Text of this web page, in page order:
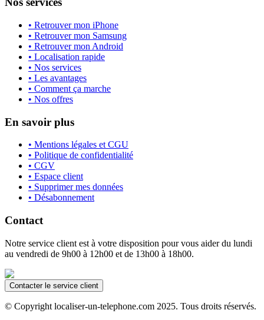
• Retrouver mon iPhone
• Retrouver mon Samsung
• Retrouver mon Android
• Localisation rapide
• Nos services
• Les avantages
• Comment ça marche
• Nos offres
En savoir plus
• Mentions légales et CGU
• Politique de confidentialité
• CGV
• Espace client
• Supprimer mes données
• Désabonnement
Contact
Notre service client est à votre disposition pour vous aider du lundi
au vendredi de 9h00 à 12h00 et de 13h00 à 18h00.
Contacter le service client
© Copyright localiser-un-telephone.com 2025. Tous droits réservés.